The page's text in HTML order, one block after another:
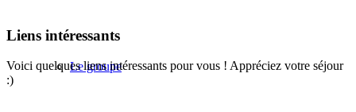
Le groupe
Liens intéressants
Voici quelques liens intéressants pour vous ! Appréciez votre séjour
:)